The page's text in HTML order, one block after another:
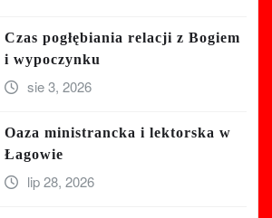
Czas pogłębiania relacji z Bogiem
i wypoczynku
sie 3, 2026
Oaza ministrancka i lektorska w
Łagowie
lip 28, 2026